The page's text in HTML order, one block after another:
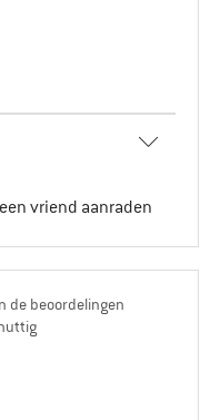
vriend aanraden
de beoordelingen